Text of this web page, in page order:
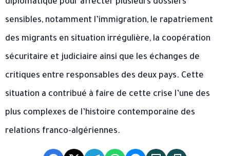
diplomatique pour affecter plusieurs dossiers
sensibles, notamment l’immigration, le rapatriement
des migrants en situation irrégulière, la coopération
sécuritaire et judiciaire ainsi que les échanges de
critiques entre responsables des deux pays. Cette
situation a contribué à faire de cette crise l’une des
plus complexes de l’histoire contemporaine des
relations franco-algériennes.